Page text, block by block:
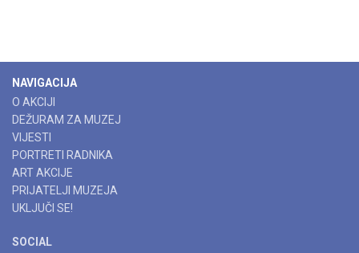
NAVIGACIJA
O AKCIJI
DEŽURAM ZA MUZEJ
VIJESTI
PORTRETI RADNIKA
ART AKCIJE
PRIJATELJI MUZEJA
UKLJUČI SE!
SOCIAL